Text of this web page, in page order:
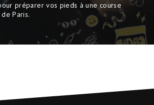
préparer vos pieds à une course
Paris.